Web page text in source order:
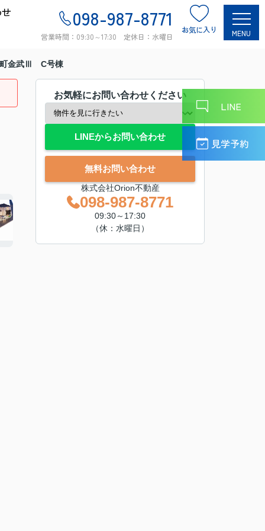
098-987-8771
営業時間：09:30～17:30 定休日：水曜日
お気に入り MENU
LINE
見学予約
町金武Ⅲ C号棟
お気軽にお問い合わせください
LINEからお問い合わせ
無料お問い合わせ
株式会社Orion不動産
098-987-8771
09:30～17:30
（休：水曜日）